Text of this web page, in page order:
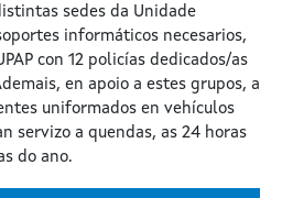
sedes da Unidade
informáticos necesarios,
con 12 policías dedicados/as
en apoio a estes grupos, a
uniformados en vehículos
servizo a quendas, as 24 horas
do ano.